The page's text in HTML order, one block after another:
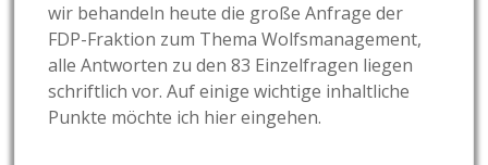
wir behandeln heute die große Anfrage der
FDP-Fraktion zum Thema Wolfsmanagement,
alle Antworten zu den 83 Einzelfragen liegen
schriftlich vor. Auf einige wichtige inhaltliche
Punkte möchte ich hier eingehen.